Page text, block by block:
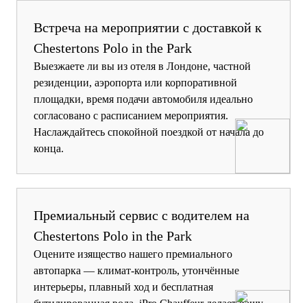
Встреча на мероприятии с доставкой к
Chestertons Polo in the Park
Выезжаете ли вы из отеля в Лондоне, частной
резиденции, аэропорта или корпоративной
площадки, время подачи автомобиля идеально
согласовано с расписанием мероприятия.
Наслаждайтесь спокойной поездкой от начала до
конца.
Премиальный сервис с водителем на
Chestertons Polo in the Park
Оцените изящество нашего премиального
автопарка — климат-контроль, утончённые
интерьеры, плавный ход и бесплатная